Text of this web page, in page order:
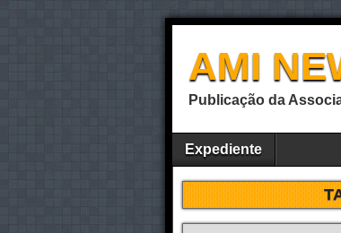
AMI
Publicação da
Expediente